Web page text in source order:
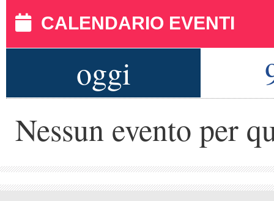
CALENDARIO EVENTI
oggi
Nessun evento per